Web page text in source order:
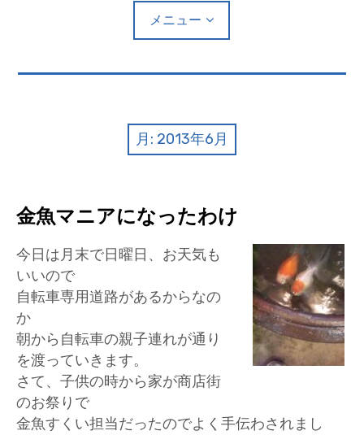
k
メニュー
加盟店リスト
花キューピットタウン
団体概要
月: 2013年6月
金魚マニアになったわけ
今日は月末で日曜日、お天気も
いいので
自転車専用道路があるからなの
か
朝から自転車の親子連れが通り
を渡っていきます。
さて、子供の時から家が商店街
のお祭りで
金魚すくい担当だったのでよく手伝わされまし